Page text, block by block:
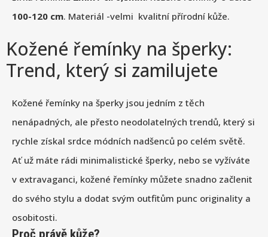
100-120 cm. Materiál -velmi kvalitní přírodní kůže.
Kožené řemínky na šperky:
Trend, který si zamilujete
Kožené řemínky na šperky jsou jedním z těch
nenápadných, ale přesto neodolatelných trendů, který si
rychle získal srdce módních nadšenců po celém světě.
Ať už máte rádi minimalistické šperky, nebo se vyžíváte
v extravaganci, kožené řemínky můžete snadno začlenit
do svého stylu a dodat svým outfitům punc originality a
osobitosti.
Proč právě kůže?